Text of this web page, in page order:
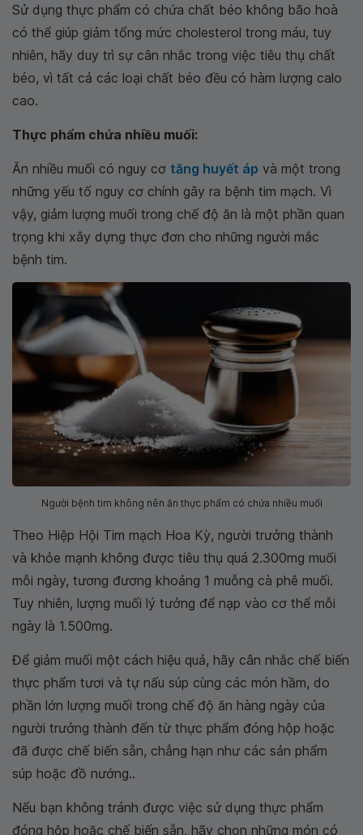
Sử dụng thực phẩm có chứa chất béo không bão hoà
có thể giúp giảm tổng mức cholesterol trong máu, tuy
nhiên, hãy duy trì sự cân nhắc trong việc tiêu thụ chất
béo, vì tất cả các loại chất béo đều có hàm lượng calo
cao.
Thực phẩm chứa nhiều muối:
Ăn nhiều muối có nguy cơ tăng huyết áp và một trong
những yếu tố nguy cơ chính gây ra bệnh tim mạch. Vì
vậy, giảm lượng muối trong chế độ ăn là một phần quan
trọng khi xây dựng thực đơn cho những người mắc
bệnh tim.
Người bệnh tim không nên ăn thực phẩm có chứa nhiều muối
Theo Hiệp Hội Tim mạch Hoa Kỳ, người trưởng thành
và khỏe mạnh không được tiêu thụ quá 2.300mg muối
mỗi ngày, tương đương khoảng 1 muỗng cà phê muối.
Tuy nhiên, lượng muối lý tưởng để nạp vào cơ thể mỗi
ngày là 1.500mg.
Để giảm muối một cách hiệu quả, hãy cân nhắc chế biến
thực phẩm tươi và tự nấu súp cùng các món hầm, do
phần lớn lượng muối trong chế độ ăn hàng ngày của
người trưởng thành đến từ thực phẩm đóng hộp hoặc
đã được chế biến sẵn, chẳng hạn như các sản phẩm
súp hoặc đồ nướng..
Nếu bạn không tránh được việc sử dụng thực phẩm
đóng hộp hoặc chế biến sẵn, hãy chọn những món có